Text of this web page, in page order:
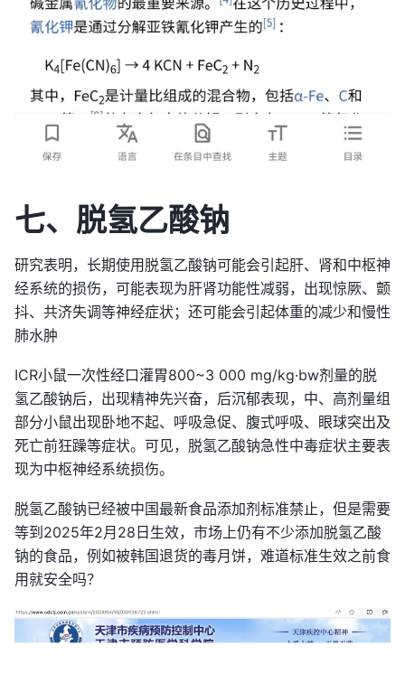
七、脱氢乙酸钠
研究表明，长期使用脱氢乙酸钠可能会引起肝、肾和中枢神
经系统的损伤，可能表现为肝肾功能性减弱，出现惊厥、颤
抖、共济失调等神经症状；还可能会引起体重的减少和慢性
肺水肿
ICR小鼠一次性经口灌胃800~3 000 mg/kg·bw剂量的脱
氢乙酸钠后，出现精神先兴奋，后沉郁表现，中、高剂量组
部分小鼠出现卧地不起、呼吸急促、腹式呼吸、眼球突出及
死亡前狂躁等症状。可见，脱氢乙酸钠急性中毒症状主要表
现为中枢神经系统损伤。
脱氢乙酸钠已经被中国最新食品添加剂标准禁止，但是需要
等到2025年2月28日生效，市场上仍有不少添加脱氢乙酸
钠的食品，例如被韩国退货的毒月饼，难道标准生效之前食
用就安全吗？